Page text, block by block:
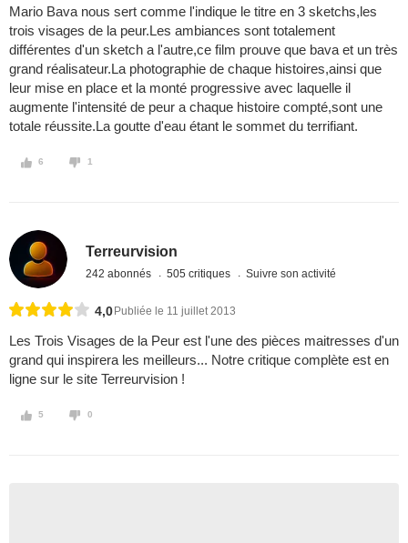
Mario Bava nous sert comme l'indique le titre en 3 sketchs,les
trois visages de la peur.Les ambiances sont totalement
différentes d'un sketch a l'autre,ce film prouve que bava et un très
grand réalisateur.La photographie de chaque histoires,ainsi que
leur mise en place et la monté progressive avec laquelle il
augmente l'intensité de peur a chaque histoire compté,sont une
totale réussite.La goutte d'eau étant le sommet du terrifiant.
6 1
Terreurvision
242 abonnés 505 critiques Suivre son activité
4,0 Publiée le 11 juillet 2013
Les Trois Visages de la Peur est l'une des pièces maitresses d'un
grand qui inspirera les meilleurs... Notre critique complète est en
ligne sur le site Terreurvision !
5 0